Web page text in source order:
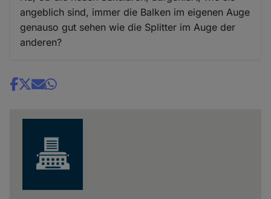
angeblich sind, immer die Balken im eigenen Auge
genauso gut sehen wie die Splitter im Auge der
anderen?
Share